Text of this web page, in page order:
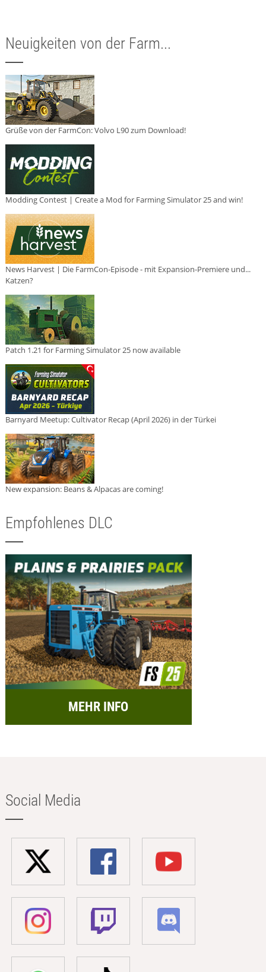
Neuigkeiten von der Farm...
Grüße von der FarmCon: Volvo L90 zum Download!
Modding Contest | Create a Mod for Farming Simulator 25 and win!
News Harvest | Die FarmCon-Episode - mit Expansion-Premiere und...
Katzen?
Patch 1.21 for Farming Simulator 25 now available
Barnyard Meetup: Cultivator Recap (April 2026) in der Türkei
New expansion: Beans & Alpacas are coming!
Empfohlenes DLC
MEHR INFO
Social Media